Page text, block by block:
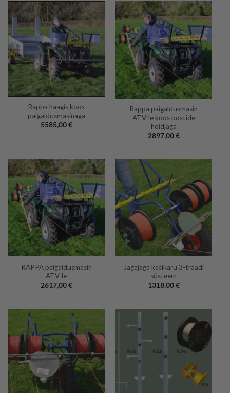
Rappa haagis koos
paigaldusmasinaga
5585,00€
Rappa paigaldusmasin
ATV`le koos postide
hoidjaga
2897,00€
RAPPA paigaldusmasin
ATV-le
2617,00€
Jagajaga käsikäru 3-traadi
süsteem
1318,00€